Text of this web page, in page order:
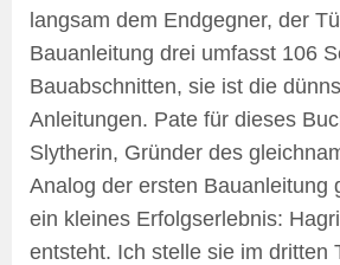
langsam dem Endgegner, der
Bauanleitung drei umfasst 106
Bauabschnitten, sie ist die
Anleitungen. Pate für dieses
Slytherin, Gründer des
Analog der ersten Bauanleitung
ein kleines Erfolgserlebnis:
entsteht. Ich stelle sie im dritten